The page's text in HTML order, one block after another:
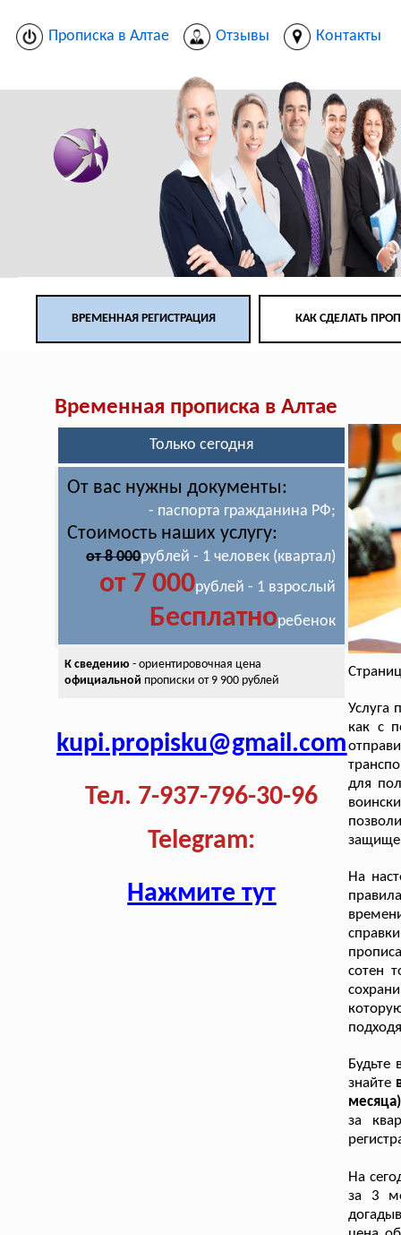
Прописка в Алтае Отзывы Контакты
ВРЕМЕННАЯ РЕГИСТРАЦИЯ КАК СДЕЛАТЬ
Временная прописка в Алтае
Только сегодня
От вас нужны документы:
- паспорта гражданина РФ;
Стоимость наших услугу:
от 8 000рублей - 1 человек (квартал)
от 7 000рублей - 1 взрослый
Бесплатноребенок
К сведению - ориентировочная цена
официальной прописки от 9 900 рублей
kupi.propisku@gmail.com
Тел. 7-937-796-30-96
Telegram:
Нажмите тут
Услуга
как с
для
На
сотен
Будьте
знайте
за
На
за 3